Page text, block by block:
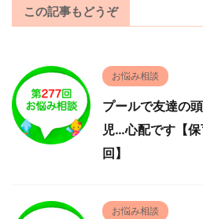
この記事もどうぞ
お悩み相談
プールで友達の
児…心配です【
回】
お悩み相談